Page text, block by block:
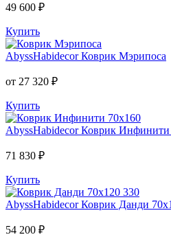
49 600 ₽
Купить
AbyssHabidecor Коврик Мэрипоса
от 27 320 ₽
Купить
AbyssHabidecor Коврик Инфинити
71 830 ₽
Купить
AbyssHabidecor Коврик Данди
54 200 ₽